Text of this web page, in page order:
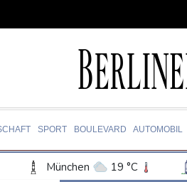
SPORT BOULEVARD AUTOMOBIL
München 19 °C